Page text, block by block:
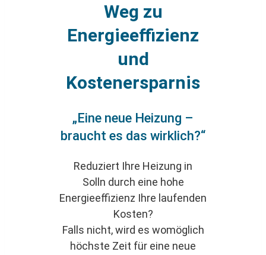
Weg zu
Energieeffizienz
und
Kostenersparnis
„Eine neue Heizung –
braucht es das wirklich?“
Reduziert Ihre Heizung in
Solln durch eine hohe
Energieeffizienz Ihre laufenden
Kosten?
Falls nicht, wird es womöglich
höchste Zeit für eine neue